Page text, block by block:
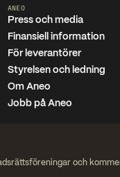
ANEO
Press och media
Finansiell information
För leverantörer
Styrelsen och ledning
Om Aneo
Jobb på Aneo
och